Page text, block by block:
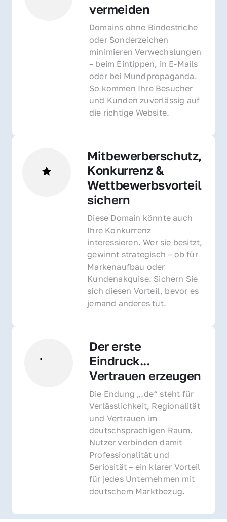
vermeiden
Domains ohne Bindestriche
oder Sonderzeichen
minimieren Verwechslungen
– beim Eintippen, in E-Mails
oder bei Mundpropaganda.
So kommen Ihre Besucher
und Kunden zuverlässig auf
die richtige Website.
Mitbewerberschutz,
Konkurrenz &
Wettbewerbsvorteil
sichern
Diese Domain könnte auch
Ihre Konkurrenz
interessieren. Wer sie besitzt,
gewinnt strategisch – ob für
Markenaufbau oder
Kundenakquise. Sichern Sie
sich diesen Vorteil, bevor es
jemand anderes tut.
Der erste
Eindruck...
Vertrauen erzeugen
Die Endung „.de“ steht für
Verlässlichkeit, Regionalität
und Vertrauen im
deutschsprachigen Raum.
Nutzer verbinden damit
Professionalität und
Seriosität – ein klarer Vorteil
für jedes Unternehmen mit
deutschem Marktbezug.